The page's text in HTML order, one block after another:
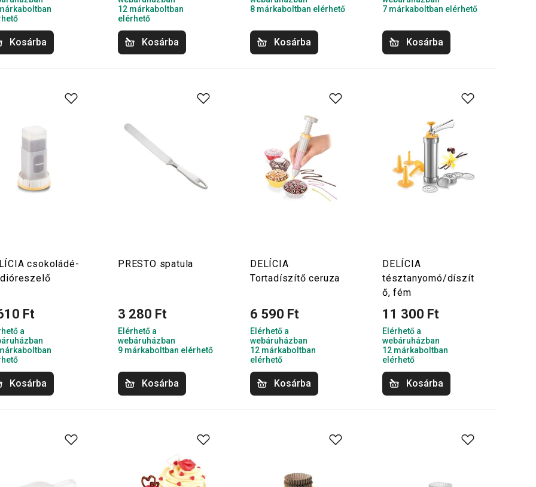
Kosárba
12 márkaboltban
elérhető
Kosárba
8 márkaboltban elérhető
Kosárba
7 márkaboltban elérhető
Kosárba
csokoládé-
Ft
a
Kosárba
PRESTO spatula
3 280 Ft
Elérhető a
webáruházban
9 márkaboltban elérhető
Kosárba
DELÍCIA
Tortadíszítő ceruza
6 590 Ft
Elérhető a
webáruházban
12 márkaboltban
elérhető
Kosárba
DELÍCIA
tésztanyomó/díszít
ő, fém
11 300 Ft
Elérhető a
webáruházban
12 márkaboltban
elérhető
Kosárba